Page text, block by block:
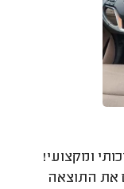
ומקצועי!
את התוצאה